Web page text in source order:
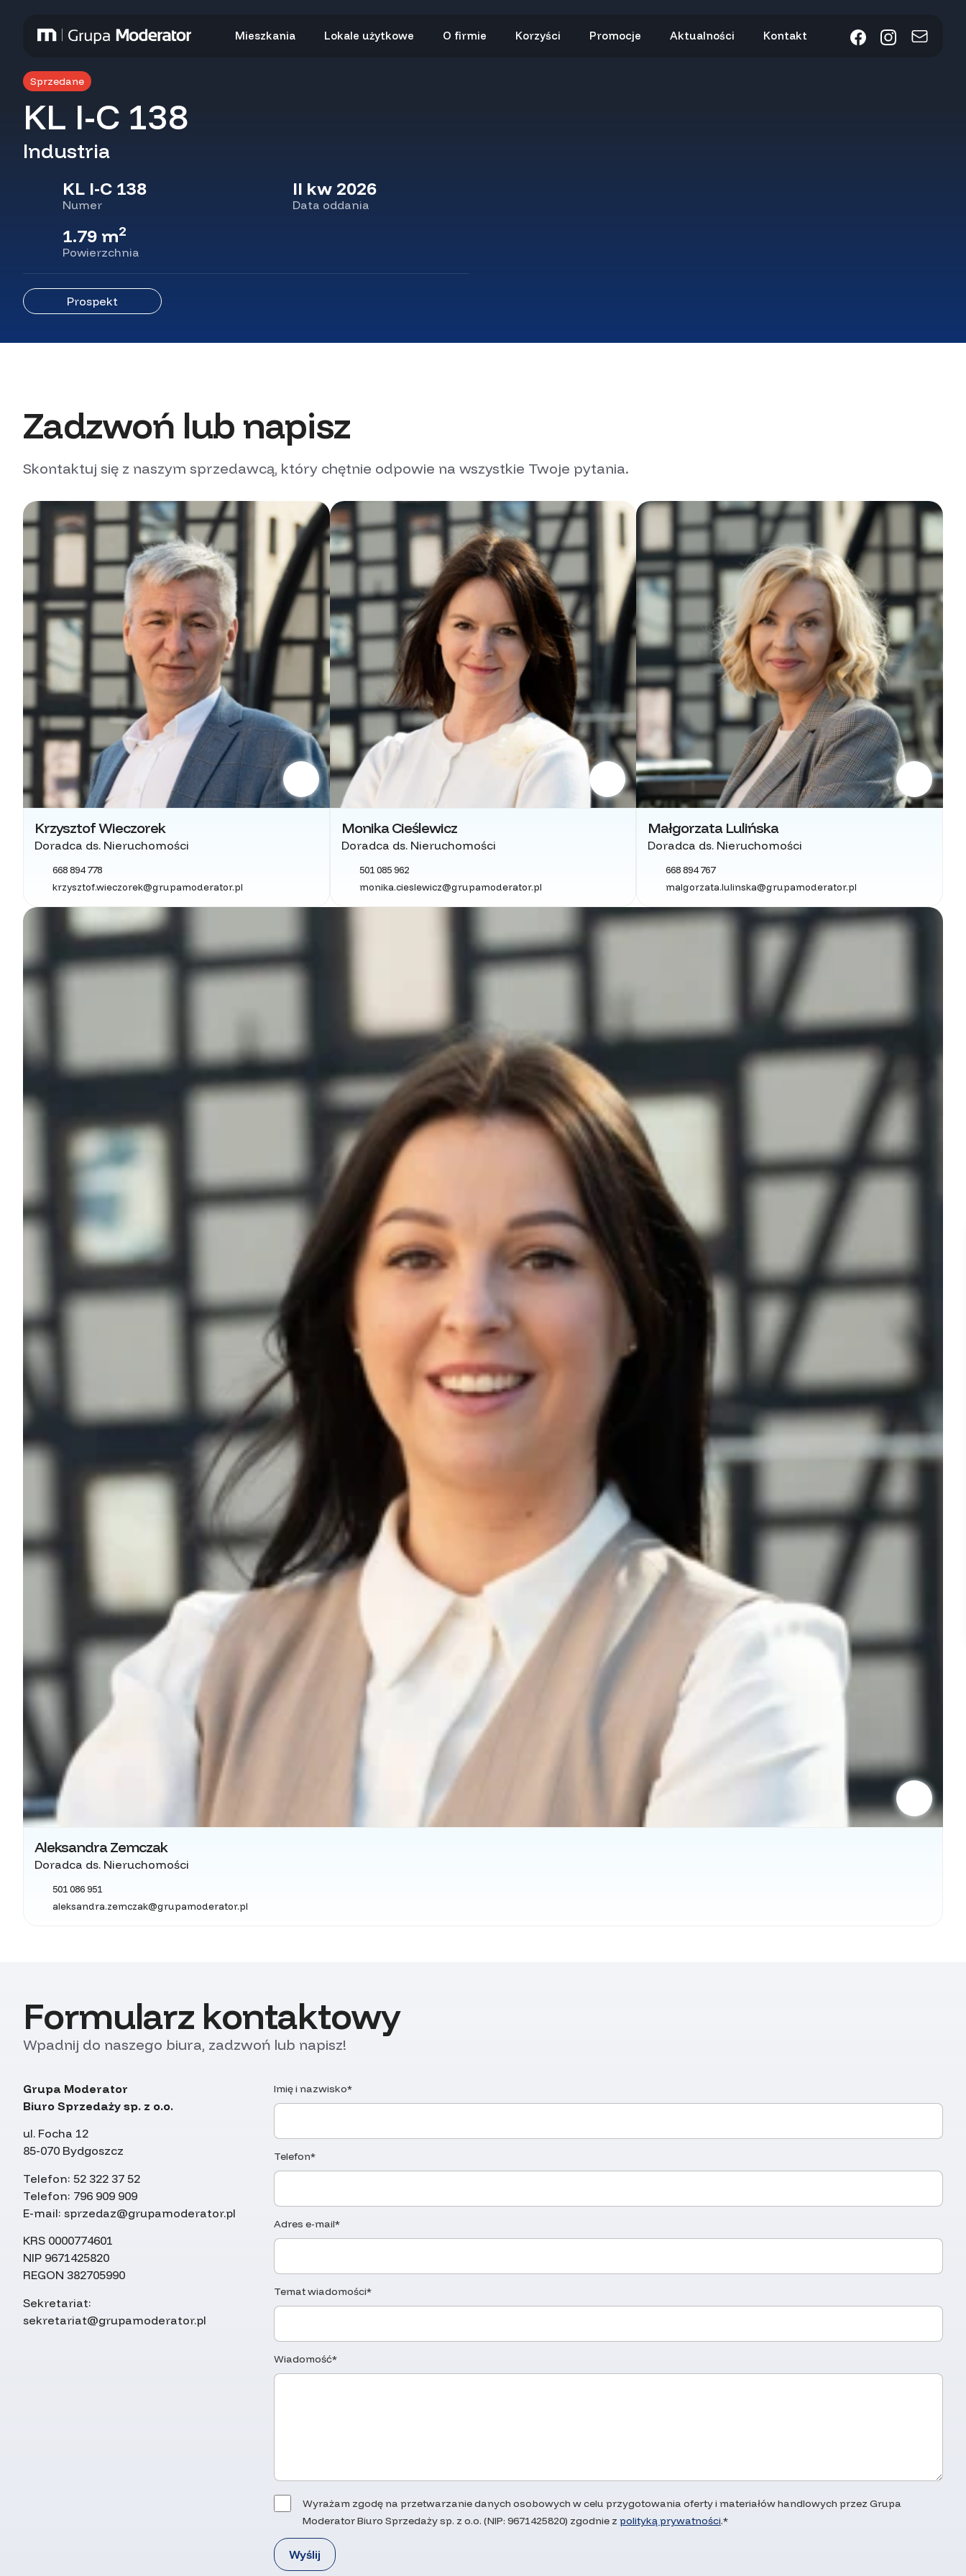
Mieszkania Lokale użytkowe O firmie Korzyści Promocje Aktualności Kontakt
Sprzedane
KL I-C 138
Industria
KL I-C 138
Numer
II kw 2026
Data oddania
1.79 m2
Powierzchnia
Prospekt
Zadzwoń lub napisz
Skontaktuj się z naszym sprzedawcą, który chętnie odpowie na wszystkie Twoje pytania.
Krzysztof Wieczorek
Doradca ds. Nieruchomości
668 894 778
krzysztof.wieczorek@grupamoderator.pl
Monika Cieślewicz
Doradca ds. Nieruchomości
501 085 962
monika.cieslewicz@grupamoderator.pl
Małgorzata Lulińska
Doradca ds. Nieruchomości
668 894 767
malgorzata.lulinska@grupamoderator.pl
Aleksandra Zemczak
Doradca ds. Nieruchomości
501 086 951
aleksandra.zemczak@grupamoderator.pl
Formularz kontaktowy
Wpadnij do naszego biura, zadzwoń lub napisz!
Grupa Moderator
Biuro Sprzedaży sp. z o.o.
ul. Focha 12
85-070 Bydgoszcz
Telefon: 52 322 37 52
Telefon: 796 909 909
E-mail: sprzedaz@grupamoderator.pl
KRS 0000774601
NIP 9671425820
REGON 382705990
Sekretariat:
sekretariat@grupamoderator.pl
Imię i nazwisko*
Telefon*
Adres e-mail*
Temat wiadomości*
Wiadomość*
Wyrażam zgodę na przetwarzanie danych osobowych w celu przygotowania oferty i materiałów handlowych przez Grupa
Moderator Biuro Sprzedaży sp. z o.o. (NIP: 9671425820) zgodnie z polityką prywatności.*